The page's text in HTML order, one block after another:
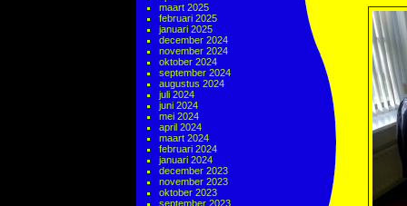
maart 2025
februari 2025
januari 2025
december 2024
november 2024
oktober 2024
september 2024
augustus 2024
juli 2024
juni 2024
mei 2024
april 2024
maart 2024
februari 2024
januari 2024
december 2023
november 2023
oktober 2023
september 2023